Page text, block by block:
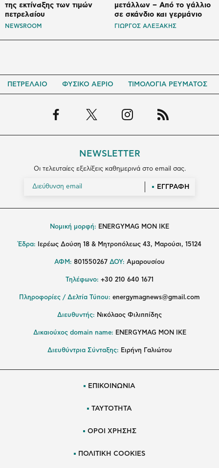
της εκτίναξης των τιμών
πετρελαίου
NEWSROOM
μετάλλων – Από το γάλλιο
σε σκάνδιο και γερμάνιο
ΓΙΩΡΓΟΣ ΑΛΕΞΑΚΗΣ
ΠΕΤΡΕΛΑΙΟ ΦΥΣΙΚΟ ΑΕΡΙΟ ΤΙΜΟΛΟΓΙΑ ΡΕΥΜΑΤΟΣ
NEWSLETTER
Οι τελευταίες εξελίξεις καθημερινά στο email σας.
ΕΓΓΡΑΦΗ
Νομική μορφή: ENERGYMAG MON IKE
Έδρα: Ιερέως Δούση 18 & Μητροπόλεως 43, Μαρούσι, 15124
ΑΦΜ: 801550267 ΔΟΥ: Αμαρουσίου
Τηλέφωνο: +30 210 640 1671
Πληροφορίες / Δελτία Τύπου: energymagnews@gmail.com
Διευθυντής: Νικόλαος Φιλιππίδης
Δικαιούχος domain name: ENERGYMAG ΜΟΝ ΙΚΕ
Διευθύντρια Σύνταξης: Ειρήνη Γαλιώτου
ΕΠΙΚΟΙΝΩΝΙΑ
ΤΑΥΤΟΤΗΤΑ
ΟΡΟΙ ΧΡΗΣΗΣ
ΠΟΛΙΤΙΚΗ COOKIES